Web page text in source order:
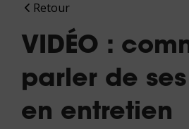
Retour
VIDÉO :
parler de
en entretien